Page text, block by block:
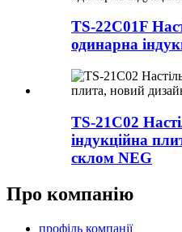
TS-22C01F
одинарна
TS-21C02
індукційна
склом NEG
Про компанію
профіль компанії